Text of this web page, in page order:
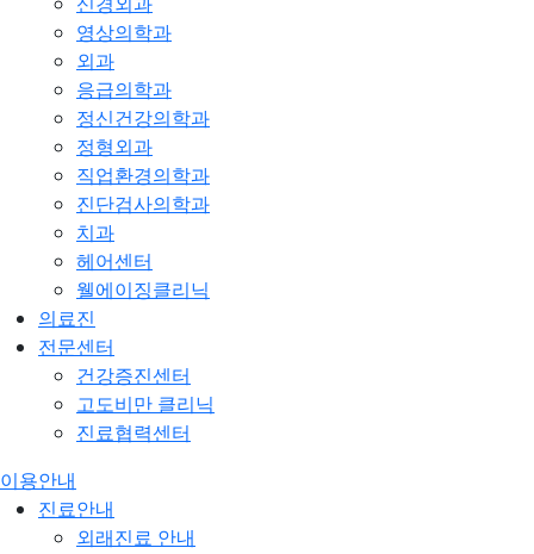
영상의학과
외과
응급의학과
정신건강의학과
정형외과
직업환경의학과
진단검사의학과
치과
헤어센터
웰에이징클리닉
의료진
전문센터
건강증진센터
고도비만 클리닉
진료협력센터
이용안내
진료안내
외래진료 안내